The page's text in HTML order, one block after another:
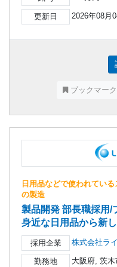
更新日 2026年08月
ブックマー
日用品などで使われてい
の製造
製品開発 部長職採
身近な日用品から新
採用企業 株式会社ラ
勤務地 大阪府, 茨木